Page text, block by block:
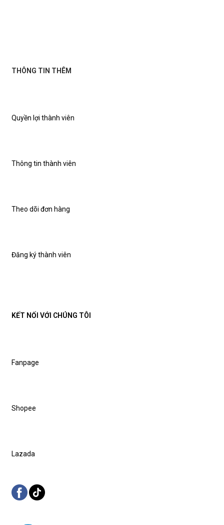
THÔNG TIN THÊM
Quyền lợi thành viên
Thông tin thành viên
Theo dõi đơn hàng
Đăng ký thành viên
KẾT NỐI VỚI CHÚNG TÔI
Fanpage
Shopee
Lazada